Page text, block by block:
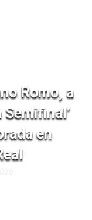
Romo, a
Semifinal’
en